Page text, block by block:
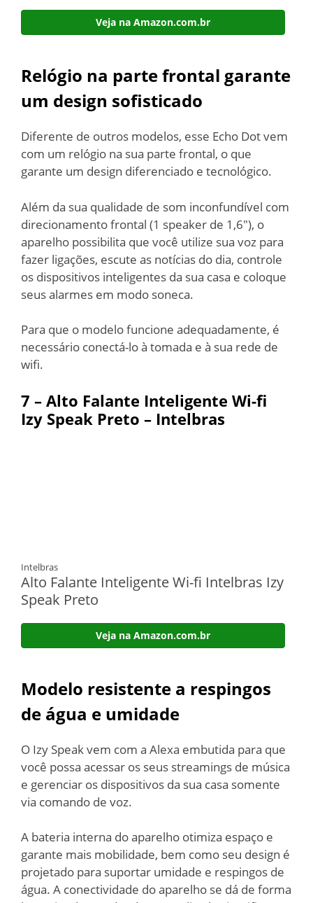
Veja na Amazon.com.br
Relógio na parte frontal garante
um design sofisticado
Diferente de outros modelos, esse Echo Dot vem
com um relógio na sua parte frontal, o que
garante um design diferenciado e tecnológico.
Além da sua qualidade de som inconfundível com
direcionamento frontal (1 speaker de 1,6″), o
aparelho possibilita que você utilize sua voz para
fazer ligações, escute as notícias do dia, controle
os dispositivos inteligentes da sua casa e coloque
seus alarmes em modo soneca.
Para que o modelo funcione adequadamente, é
necessário conectá-lo à tomada e à sua rede de
wifi.
7 – Alto Falante Inteligente Wi-fi
Izy Speak Preto – Intelbras
Intelbras
Alto Falante Inteligente Wi-fi Intelbras Izy
Speak Preto
Veja na Amazon.com.br
Modelo resistente a respingos
de água e umidade
O Izy Speak vem com a Alexa embutida para que
você possa acessar os seus streamings de música
e gerenciar os dispositivos da sua casa somente
via comando de voz.
A bateria interna do aparelho otimiza espaço e
garante mais mobilidade, bem como seu design é
projetado para suportar umidade e respingos de
água. A conectividade do aparelho se dá de forma